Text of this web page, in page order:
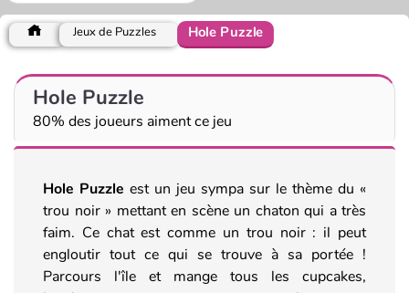
Jeux de Puzzles Hole Puzzle
Hole Puzzle
80% des joueurs aiment ce jeu
Hole Puzzle est un jeu sympa sur le thème du «
trou noir » mettant en scène un chaton qui a très
faim. Ce chat est comme un trou noir : il peut
engloutir tout ce qui se trouve à sa portée !
Parcours l'île et mange tous les cupcakes,